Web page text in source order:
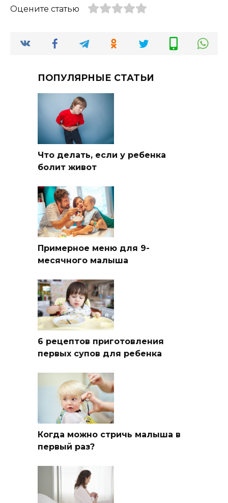
Оцените статью
ПОПУЛЯРНЫЕ СТАТЬИ
Что делать, если у ребенка
болит живот
Примерное меню для 9-
месячного малыша
6 рецептов приготовления
первых супов для ребенка
Когда можно стричь малыша в
первый раз?